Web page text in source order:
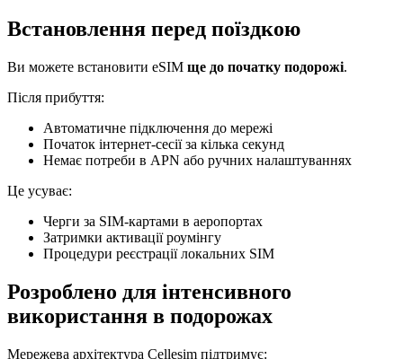
Встановлення перед поїздкою
Ви можете встановити eSIM ще до початку подорожі.
Після прибуття:
Автоматичне підключення до мережі
Початок інтернет-сесії за кілька секунд
Немає потреби в APN або ручних налаштуваннях
Це усуває:
Черги за SIM-картами в аеропортах
Затримки активації роумінгу
Процедури реєстрації локальних SIM
Розроблено для інтенсивного
використання в подорожах
Мережева архітектура Cellesim підтримує: